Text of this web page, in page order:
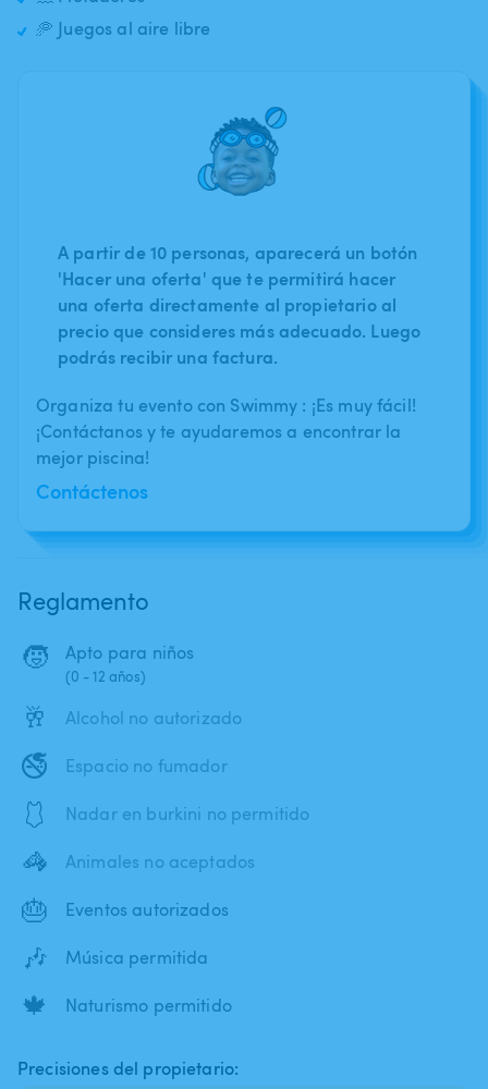
🥏 Juegos al aire libre
A partir de 10 personas, aparecerá un botón
'Hacer una oferta' que te permitirá hacer
una oferta directamente al propietario al
precio que consideres más adecuado. Luego
podrás recibir una factura.
Organiza tu evento con Swimmy : ¡Es muy fácil!
¡Contáctanos y te ayudaremos a encontrar la
mejor piscina!
Contáctenos
Reglamento
🧒 Apto para niños
(0 - 12 años)
🥂 Alcohol no autorizado
🚭 Espacio no fumador
🩱 Nadar en burkini no permitido
🦓 Animales no aceptados
🎂 Eventos autorizados
🎶 Música permitida
🍁 Naturismo permitido
Precisiones del propietario: